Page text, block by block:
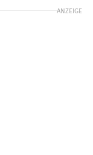
ANZEIGE